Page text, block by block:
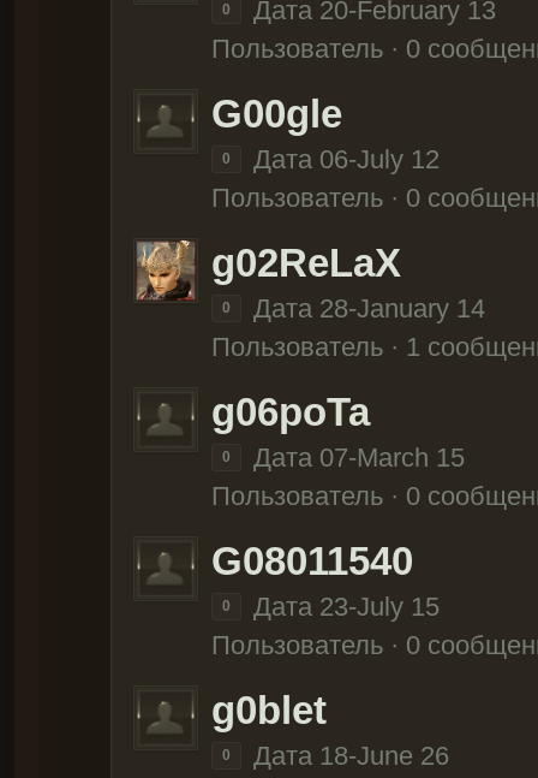
0
Дата 20-February 13
Пользователь · 0
G00gle
0
Дата 06-July 12
Пользователь · 0
g02ReLaX
0
Дата 28-January 14
Пользователь · 1
g06poTa
0
Дата 07-March 15
Пользователь · 0
G08011540
0
Дата 23-July 15
Пользователь · 0
g0blet
0
Дата 18-June 26